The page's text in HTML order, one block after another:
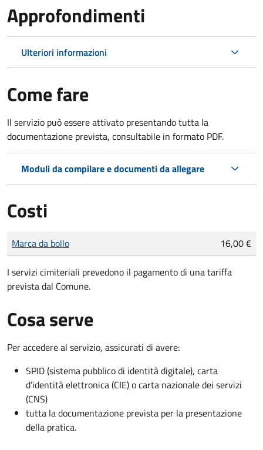
Approfondimenti
Ulteriori informazioni
Come fare
Il servizio può essere attivato presentando tutta la
documentazione prevista, consultabile in formato PDF.
Moduli da compilare e documenti da allegare
Costi
Tipo di pagamento
Importo
Marca da bollo 16,00 €
I servizi cimiteriali prevedono il pagamento di una tariffa
prevista dal Comune.
Cosa serve
Per accedere al servizio, assicurati di avere:
SPID (sistema pubblico di identità digitale), carta
d’identità elettronica (CIE) o carta nazionale dei servizi
(CNS)
tutta la documentazione prevista per la presentazione
della pratica.